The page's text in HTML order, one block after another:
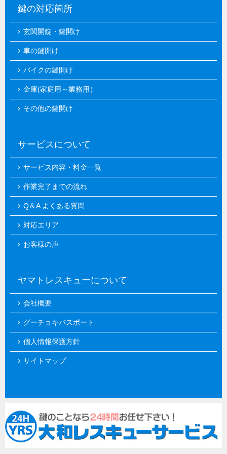
鍵の対応箇所
玄関開錠・鍵開け
車の鍵開け
バイクの鍵開け
金庫(家庭用～業務用）
その他の鍵開け
サービスについて
サービス内容・料金一覧
作業完了までの流れ
Q＆A よくある質問
対応エリア
お客様の声
ヤマトレスキューについて
会社概要
グーチョキパスポート
個人情報保護方針
サイトマップ